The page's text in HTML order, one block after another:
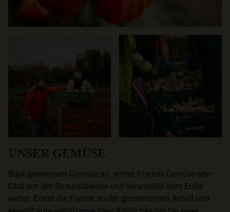
UNSER GEMÜSE
Baut gemeinsam Gemüse an, erntet frisches Gemüse oder
Obst von der Streuobstwiese und verarbeitet eure Ernte
weiter. Erlebt die Freude an der gemeinsamen Arbeit und
genießt eure selbstgemachten Köstlichkeiten bei einer